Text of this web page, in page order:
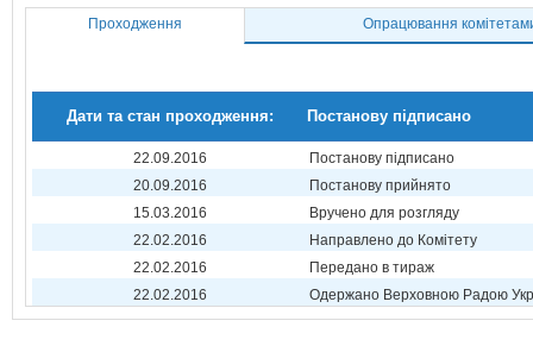
Проходження Опрацювання
Дати та стан проходження: Постанову підписано
22.09.2016
Постанову підписано
20.09.2016
Постанову прийнято
15.03.2016
Вручено для розгляду
22.02.2016
Направлено до Комітету
22.02.2016
Передано в тираж
22.02.2016
Одержано Верховною Радою